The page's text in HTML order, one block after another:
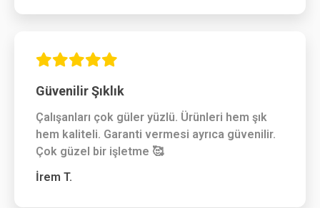
Güvenilir Şıklık
Çalışanları çok güler yüzlü. Ürünleri hem şık
hem kaliteli. Garanti vermesi ayrıca güvenilir.
Çok güzel bir işletme 🥰
İrem T.